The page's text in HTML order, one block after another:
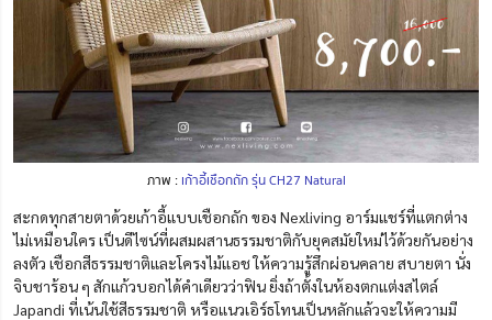
ภาพ : เก้าอี้เชือกถัก รุ่น CH27 Natural
สะกดทุกสายตาด้วยเก้าอี้แบบเชือกถัก ของ Nexliving อาร์มแชร์ที่แตกต่าง
ไม่เหมือนใคร เป็นดีไซน์ที่ผสมผสานธรรมชาติกับยุคสมัยใหม่ไว้ด้วยกันอย่าง
ลงตัว เชือกสีธรรมชาติและโครงไม้แอช ให้ความรู้สึกผ่อนคลาย สบายตา นั่ง
จิบชาร้อน ๆ สักแก้วบอกได้คำเดียวว่าฟิน ยิ่งถ้าตั้งในห้องตกแต่งสไตล์
Japandi ที่เน้นใช้สีธรรมชาติ หรือแนวเอิร์ธโทนเป็นหลักแล้วจะให้ความมี